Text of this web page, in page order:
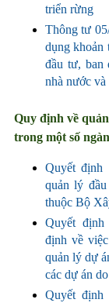
triển rừng
Thông tư
dụng khoản
đầu tư, ban
nhà nước
Quy định về
trong một số
Quyết định
quản lý
thuộc Bộ
Quyết
định về
quản lý dự
các dự án
Quyết định